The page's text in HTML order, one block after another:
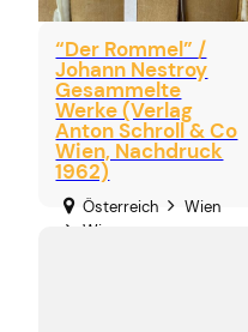
“Der Rommel” /
Johann Nestroy
Gesammelte
Werke (Verlag
Anton Schroll & Co
Wien, Nachdruck
1962)
Österreich
Wien
Wien